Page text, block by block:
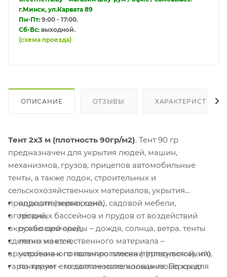
г.Минск, ул.Карвата 89
Пн-Пт: 9:00 - 17:00.
Сб-Вс: выходной.
(схема проезда)
ОПИСАНИЕ ОТЗЫВЫ ХАРАКТЕРИСТИКИ
Тент 2х3 м (плотность 90гр/м2). Тент 90 гр
предназначен для укрытия людей, машин,
механизмов, грузов, прицепов автомобильные
тенты, а также лодок, строительных и
сельскохозяйственных материалов, укрытия
продукции (зерно, сено), садовой мебели,
огородных бассейнов и прудов от воздействий
окружающей среды – дождя, солнца, ветра. тенты
сделаны из качественного материала –
армированного полипропилена (терпаулинга), что
гарантирует его долгое использование. По краю
водоотталкивающий,
лёгкий,
особо прочный,
легко моется,
устойчив к появлению плесени (плеснестойкий),
по краям – металлические кольца-люверсы для